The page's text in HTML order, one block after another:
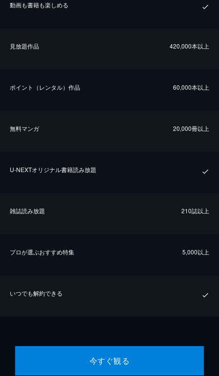
動画も書籍も楽しめる
⾒放題作品 420,000本以上
ポイント（レンタル）作品 60,000本以上
無料マンガ 20,000冊以上
U-NEXTオリジナル書籍読み放題
雑誌読み放題 210誌以上
プロが選ぶおすすめ特集 5,000以上
いつでも解約できる
今すぐ観る